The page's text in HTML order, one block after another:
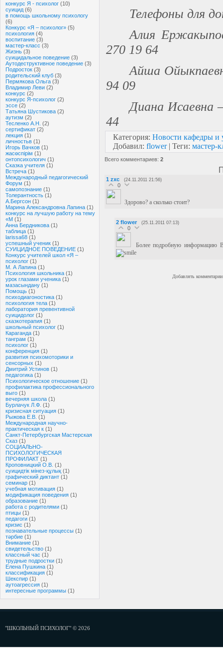
конкурс Я - психолог (10)
суицид (6)
в помощь школьному психологу
(6)
Конкурс «Я – психолог» (5)
психология (4)
воспитание (3)
мастер-класс (3)
Жизнь (3)
суицидальное поведение (3)
Аутодеструктивное поведение (3)
Подросток (3)
родительский клуб (3)
Пермякова Ольга (3)
Владимир Леви (2)
конкурс (2)
конкурс Я-психолог (2)
эссе (2)
Татьяна Шустикова (2)
аутизм (2)
Тесленко А.Н. (2)
сертификат (2)
лекция (1)
личностьв (1)
Игорь Вачков (1)
жасөспірім (1)
онтопсихологич (1)
Сказка учителя (1)
Встреча (1)
Международный педагогический
Форум (1)
самопознание (1)
Толерантность (1)
А.Бергсон (1)
Марина Александровна Лапина (1)
конкурс на лучшую работу на тему
«М (1)
Анна Бердникова (1)
таблица (1)
larissa68 (1)
успешный ученик (1)
СУИЦИДНОЕ ПОВЕДЕНИЕ (1)
Конкурс учителей школ «Я –
психолог (1)
М. А Лапина (1)
Психология школьника (1)
урок глазами ученика (1)
мазасындану (1)
Помощь (1)
психодиагоностика (1)
психология тела (1)
лаборатория превентивной
суицидолог (1)
сказкотерапия (1)
школьный психолог (1)
Караганда (1)
танграм (1)
психолог (1)
конференция (1)
развития психомоторики и
сенсорных (1)
Дмитрий Устинов (1)
педагогика (1)
Психологическое отношение (1)
профилактика профессионального
выго (1)
вечерняя школа (1)
Бурлачук Л.Ф. (1)
кризисная ситуация (1)
Рыжова Е.В. (1)
Международная научно-
практическая к (1)
Санкт-Петербургская Мастерская
Сказ (1)
СОЦИАЛЬНО-
ПСИХОЛОГИЧЕСКАЯ
ПРОФИЛАКТ (1)
Кроповницкий О.В. (1)
суицидтік мінез-құлық (1)
графический диктант (1)
семинар (1)
учебная мотивация (1)
модификация поведения (1)
образование (1)
работа с родителями (1)
птицы (1)
педагоги (1)
кризис (1)
познавательные процессы (1)
тәрбие (1)
Внимание (1)
свидетельство (1)
классный час (1)
трудные подростки (1)
Елена Пушкина (1)
классификация (1)
Шекспир (1)
аутоагрессия (1)
интересные программы (1)
Телефоны для
Алия
270 19 64
Айша
94 09
Диана Исаевна
44
Категория: Новости кафедры и
Добавил: flower| Теги: мастер-
Всего комментариев: 2
1 zxc (24.11.2011 21:56)
0
Здорово? а сколько стоит?
2 flower (25.11.2011 07:13)
0
Более подробную информацию
Добавлять
"ШКОЛЬНЫЙ ПСИХОЛОГ" © 2026